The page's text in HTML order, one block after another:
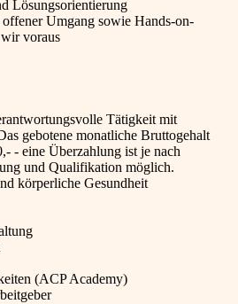
Lösungsorientierung
Umgang sowie Hands-on-
voraus
Tätigkeit mit
gebotene monatliche Bruttogehalt
- eine Überzahlung ist je nach
und Qualifikation möglich.
körperliche Gesundheit
(ACP Academy)